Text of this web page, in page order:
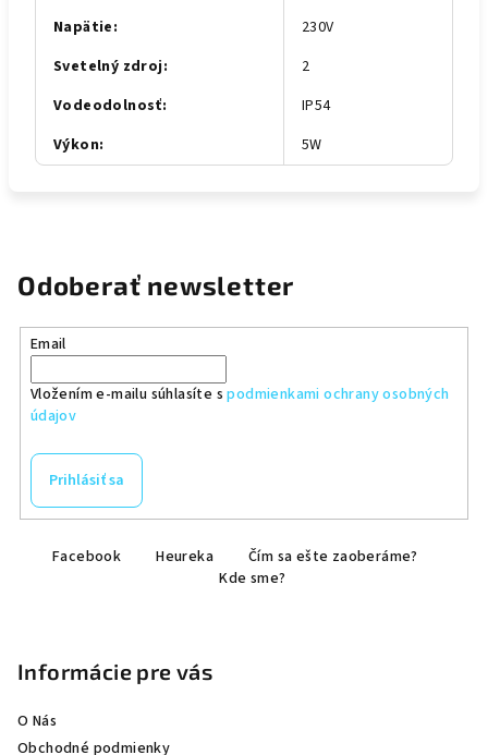
Napätie:
230V
Svetelný zdroj:
2
Vodeodolnosť:
IP54
Výkon: 5W
Odoberať newsletter
Email
Vložením e-mailu súhlasíte spodmienkami ochrany osobných
údajov
Prihlásiť sa
Facebook Heureka
Čím sa ešte zaoberáme?
Kde sme?
Informácie pre vás
O Nás
Obchodné podmienky